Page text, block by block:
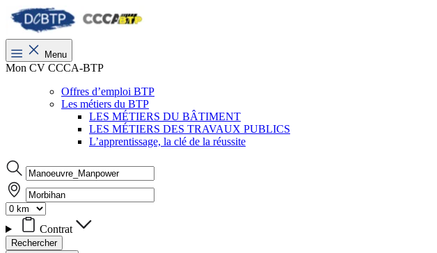
Menu
Mon CV CCCA-BTP
Offres d’emploi BTP
Les métiers du BTP
LES MÉTIERS DU BÂTIMENT
LES MÉTIERS DES TRAVAUX PUBLICS
L’apprentissage, la clé de la réussite
Contrat
Rechercher